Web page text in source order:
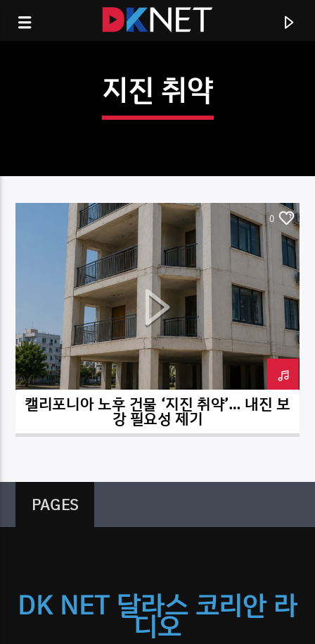
CURRENT TRACK
DK NET Radio.co
지진 취약
0
캘리포니아 노후 건물 ‘지진 취약’… 내진 보
강 필요성 제기
PAGES
DK NET 달라스 코리안 라
디오